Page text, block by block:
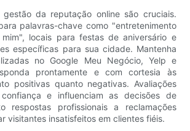
da reputação online são cruciais.
palavras-chave como "entretenimento
locais para festas de aniversário e
específicas para sua cidade. Mantenha
no Google Meu Negócio, Yelp e
prontamente e com cortesia às
positivas quanto negativas. Avaliações
e influenciam as decisões de
respostas profissionais a reclamações
visitantes insatisfeitos em clientes fiéis.